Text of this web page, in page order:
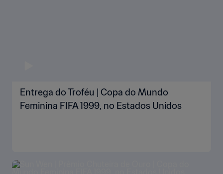
Entrega do Troféu | Copa do Mundo
Feminina FIFA 1999, no Estados Unidos